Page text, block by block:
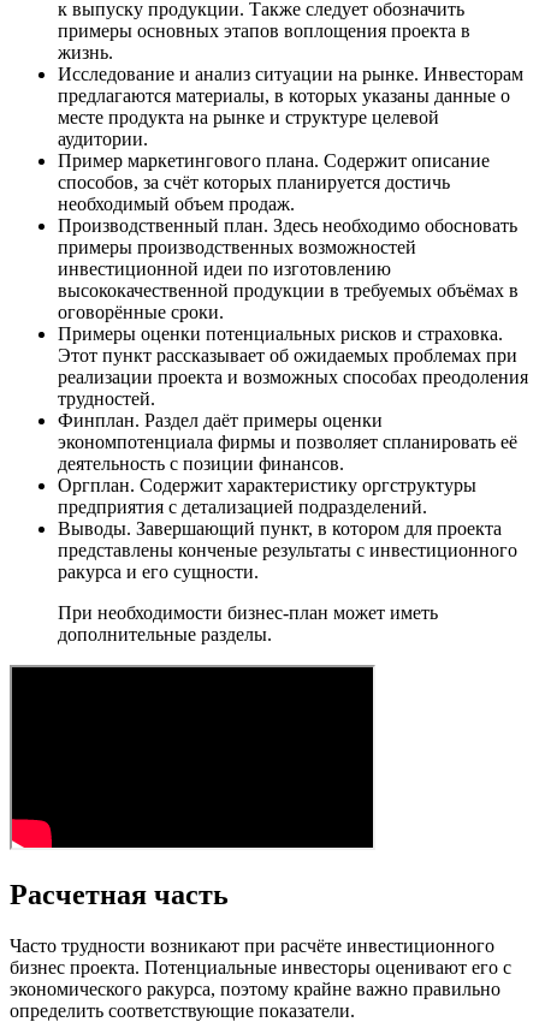
к выпуску продукции. Также следует обозначить
примеры основных этапов воплощения проекта в
жизнь.
Исследование и анализ ситуации на рынке. Инвесторам
предлагаются материалы, в которых указаны данные о
месте продукта на рынке и структуре целевой
аудитории.
Пример маркетингового плана. Содержит описание
способов, за счёт которых планируется достичь
необходимый объем продаж.
Производственный план. Здесь необходимо обосновать
примеры производственных возможностей
инвестиционной идеи по изготовлению
высококачественной продукции в требуемых объёмах в
оговорённые сроки.
Примеры оценки потенциальных рисков и страховка.
Этот пункт рассказывает об ожидаемых проблемах при
реализации проекта и возможных способах преодоления
трудностей.
Финплан. Раздел даёт примеры оценки
экономпотенциала фирмы и позволяет спланировать её
деятельность с позиции финансов.
Оргплан. Содержит характеристику оргструктуры
предприятия с детализацией подразделений.
Выводы. Завершающий пункт, в котором для проекта
представлены конченые результаты с инвестиционного
ракурса и его сущности.
При необходимости бизнес-план может иметь
дополнительные разделы.
Расчетная часть
Часто трудности возникают при расчёте инвестиционного
бизнес проекта. Потенциальные инвесторы оценивают его с
экономического ракурса, поэтому крайне важно правильно
определить соответствующие показатели.